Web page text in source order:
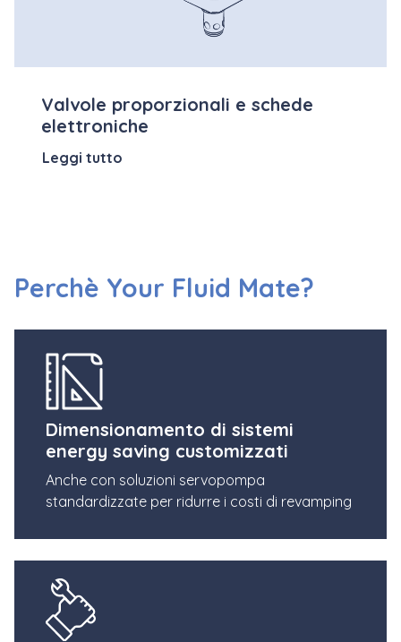
Valvole proporzionali e schede
elettroniche
Leggi tutto
Perchè Your Fluid Mate?
Dimensionamento di sistemi
energy saving customizzati
Anche con soluzioni servopompa
standardizzate per ridurre i costi di revamping